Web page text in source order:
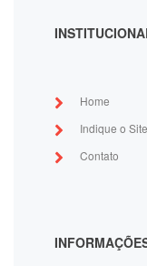
Home
Indique o Site
Contato